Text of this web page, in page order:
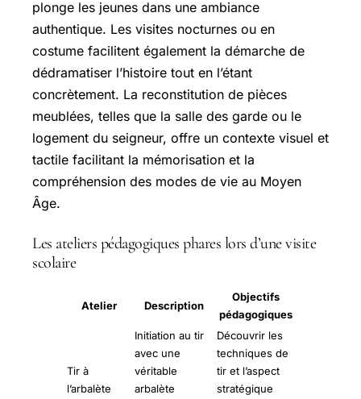
plonge les jeunes dans une ambiance
authentique. Les visites nocturnes ou en
costume facilitent également la démarche de
dédramatiser l’histoire tout en l’étant
concrètement. La reconstitution de pièces
meublées, telles que la salle des garde ou le
logement du seigneur, offre un contexte visuel et
tactile facilitant la mémorisation et la
compréhension des modes de vie au Moyen
Âge.
Les ateliers pédagogiques phares lors d’une visite
scolaire
Atelier Description
Objectifs
pédagogiques
Tir à
l’arbalète
Initiation au tir
avec une
véritable
arbalète
Découvrir les
techniques de
tir et l’aspect
stratégique